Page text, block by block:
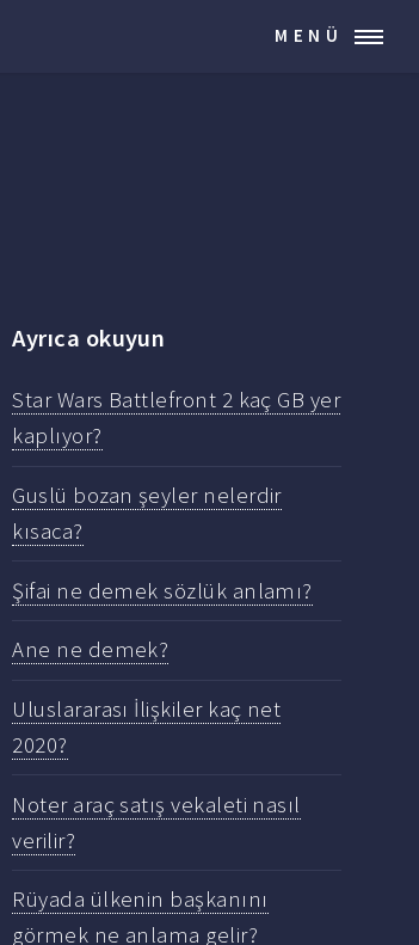
MENÜ
Ayrıca okuyun
Star Wars Battlefront 2 kaç GB yer
kaplıyor?
Guslü bozan şeyler nelerdir
kısaca?
Şifai ne demek sözlük anlamı?
Ane ne demek?
Uluslararası İlişkiler kaç net
2020?
Noter araç satış vekaleti nasıl
verilir?
Rüyada ülkenin başkanını
görmek ne anlama gelir?